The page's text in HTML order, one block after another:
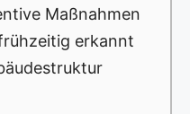
Maßnahmen
erkannt